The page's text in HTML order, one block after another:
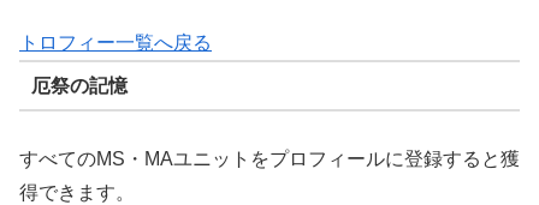
トロフィー一覧へ戻る
厄祭の記憶
すべてのMS・MAユニットをプロフィールに登録すると獲
得できます。